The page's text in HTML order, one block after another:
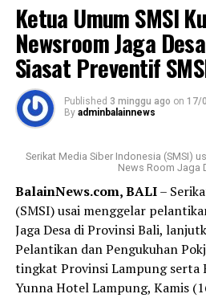
Ketua Umum SMSI
Newsroom Jaga
Siasat Preventif
Published 3 minggu ago on 17/
By adminbalainnews
Serikat Media Siber Indonesia (SMSI)
News Room Jaga
BalainNews.com, BALI–
(SMSI) usai menggelar
Jaga Desa di Provinsi Bali,
Pelantikan dan Pengukuhan
tingkat Provinsi Lampung serta
Yunna Hotel Lampung, Kamis